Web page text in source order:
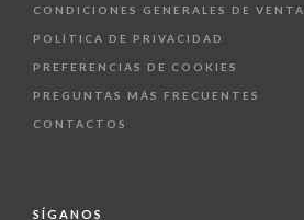
CONDICIONES GENERALES DE VENTA
POLÍTICA DE PRIVACIDAD
PREFERENCIAS DE COOKIES
PREGUNTAS MÁS FRECUENTES
CONTACTOS
SÍGANOS